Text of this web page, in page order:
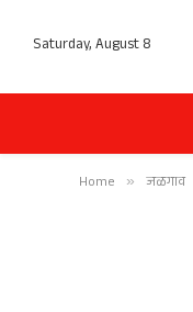
Saturday, August 8
Home » जळगाव